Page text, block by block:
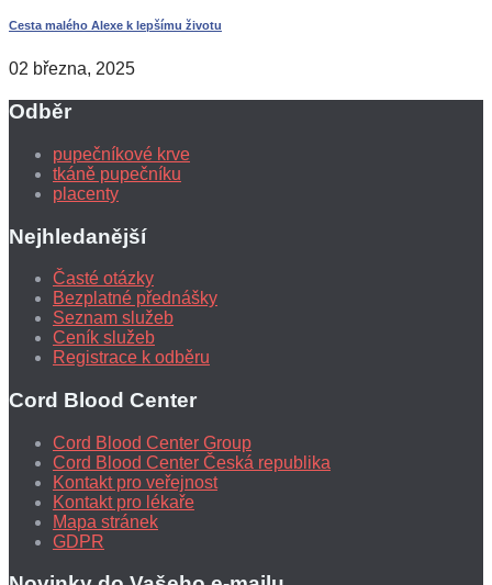
Cesta malého Alexe k lepšímu životu
02 března, 2025
Odběr
pupečníkové krve
tkáně pupečníku
placenty
Nejhledanější
Časté otázky
Bezplatné přednášky
Seznam služeb
Ceník služeb
Registrace k odběru
Cord Blood Center
Cord Blood Center Group
Cord Blood Center Česká republika
Kontakt pro veřejnost
Kontakt pro lékaře
Mapa stránek
GDPR